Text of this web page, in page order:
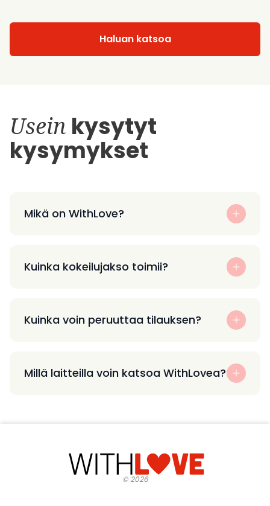
Haluan katsoa
Usein kysytyt
kysymykset
Mikä on WithLove?
Kuinka kokeilujakso toimii?
Kuinka voin peruuttaa tilauksen?
Millä laitteilla voin katsoa WithLovea?
©2026